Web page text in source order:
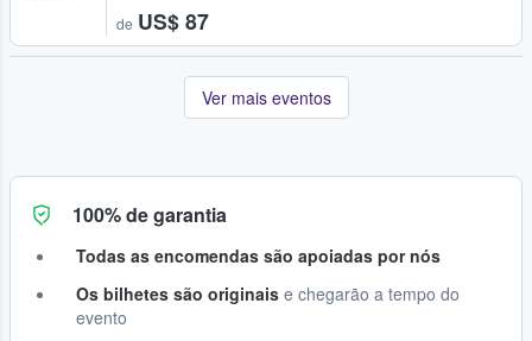
de US$ 87
Ver mais eventos
100% de garantia
Todas as encomendas são apoiadas por nós
Os bilhetes são originais e chegarão a tempo do
evento